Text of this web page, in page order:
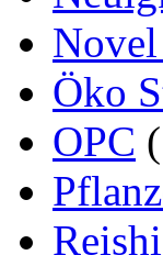
Öko
OPC
Reishi